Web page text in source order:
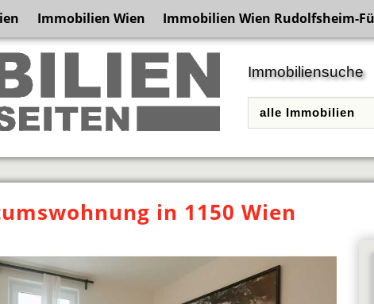
Immobilien Wien Immobilien Wien Rudolfsheim-
Immobiliensuche
in 1150 Wien